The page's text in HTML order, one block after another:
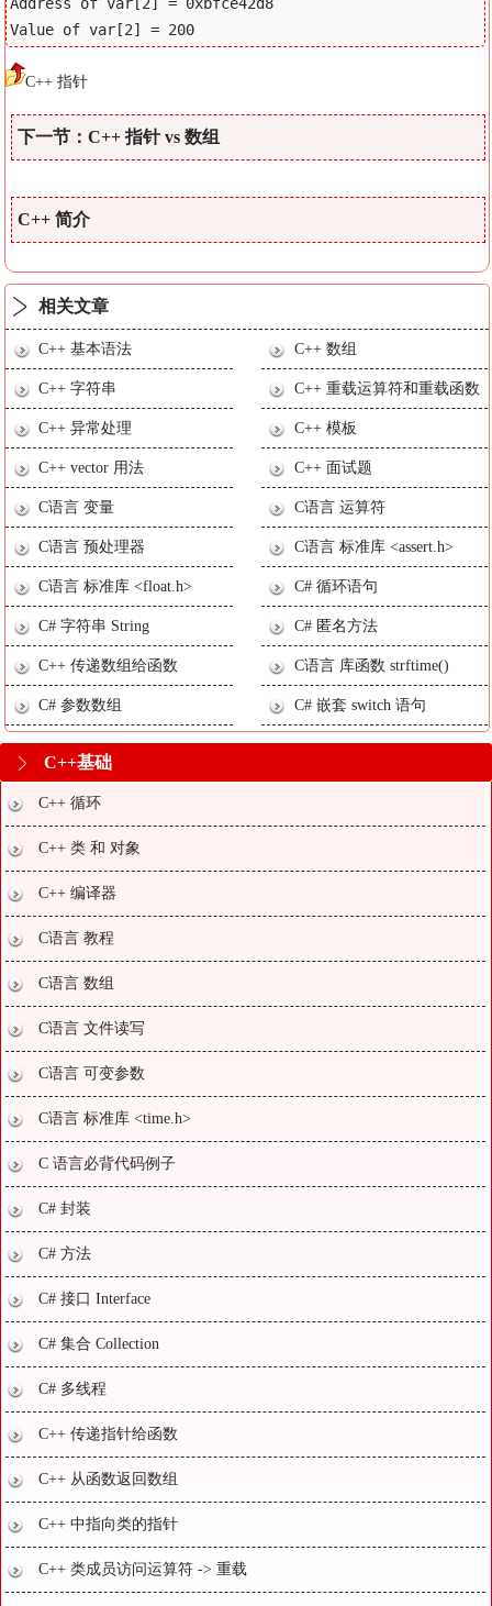
Address of var[2] = 0xbfce42d8
Value of var[2] = 200
C++ 指针
下一节：C++ 指针 vs 数组
C++ 简介
相关文章
C++ 基本语法 C++ 数组
C++ 字符串 C++ 重载运算符和重载函数
C++ 异常处理 C++ 模板
C++ vector 用法 C++ 面试题
C语言 变量 C语言 运算符
C语言 预处理器 C语言 标准库 <assert.h>
C语言 标准库 <float.h> C# 循环语句
C# 字符串 String C# 匿名方法
C++ 传递数组给函数 C语言 库函数 strftime()
C# 参数数组 C# 嵌套 switch 语句
C++基础
C++ 循环
C++ 类 和 对象
C++ 编译器
C语言 教程
C语言 数组
C语言 文件读写
C语言 可变参数
C语言 标准库 <time.h>
C 语言必背代码例子
C# 封装
C# 方法
C# 接口 Interface
C# 集合 Collection
C# 多线程
C++ 传递指针给函数
C++ 从函数返回数组
C++ 中指向类的指针
C++ 类成员访问运算符 -> 重载